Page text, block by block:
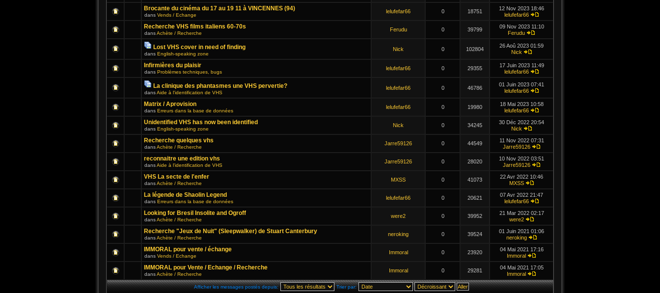
Brocante du cinéma du 17 au 19 11 à VINCENNES (94)
dans Vends / Echange
lelufefar66 0 18751
12 Nov 2023 18:46
lelufefar66
Recherche VHS films italiens 60-70s
dansAchète / Recherche
Ferudu 0 39799
09 Nov 2023 11:10
Ferudu
Lost VHS cover in need of finding
dans English-speaking zone
Nick 0 102804
26 Aoû 2023 01:59
Nick
Infirmières du plaisir
dans Problèmes techniques, bugs
lelufefar66 0 29355
17 Juin 2023 11:49
lelufefar66
La clinique des phantasmes une VHS pervertie?
dansAide à l'identification de VHS
lelufefar66 0 46786
01 Juin 2023 07:41
lelufefar66
Matrix / Aprovision
dans Erreurs dans la base de données
lelufefar66 0 19980
18 Mai 2023 10:58
lelufefar66
Unidentified VHS has now been identified
dans English-speaking zone
Nick 0 34245
30 Déc 2022 20:54
Nick
Recherche quelques vhs
dansAchète / Recherche
Jarre59126 0 44549
11 Nov 2022 07:31
Jarre59126
reconnaitre une edition vhs
dansAide à l'identification de VHS
Jarre59126 0 28020
10 Nov 2022 03:51
Jarre59126
VHS La secte de l'enfer
dansAchète / Recherche
MXSS 0 41073
22 Avr 2022 10:46
MXSS
La légende de Shaolin Legend
dans Erreurs dans la base de données
lelufefar66 0 20621
07 Avr 2022 21:47
lelufefar66
Looking for Bresil Insolite and Ogroff
dansAchète / Recherche
were2 0 39952
21 Mar 2022 02:17
were2
Recherche "Jeux de Nuit" (Sleepwalker) de Stuart Canterbury
dansAchète / Recherche
neroking 0 39524
01 Juin 2021 01:06
neroking
IMMORAL pour vente / échange
dans Vends / Echange
Immoral 0 23920
04 Mai 2021 17:16
Immoral
IMMORAL pour Vente / Echange / Recherche
dansAchète / Recherche
Immoral 0 29281
04 Mai 2021 17:05
Immoral
Afficher les messages postés depuis: Trier par: